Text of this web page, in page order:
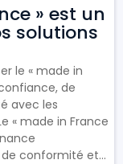
» est un
solutions
le « made in
de
avec les
« made in France
conformité et...